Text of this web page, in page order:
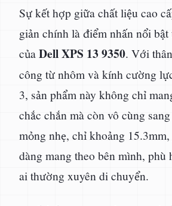
Sự kết hợp giữa chất liệu cao
giản chính là điểm nhấn nổi
củaDell XPS 13 9350. Với
công từ nhôm và kính cường
3, sản phẩm này không chỉ
chắc chắn mà còn vô cùng
mỏng nhẹ, chỉ khoảng
dàng mang theo bên mình, phù
ai thường xuyên di chuyển.